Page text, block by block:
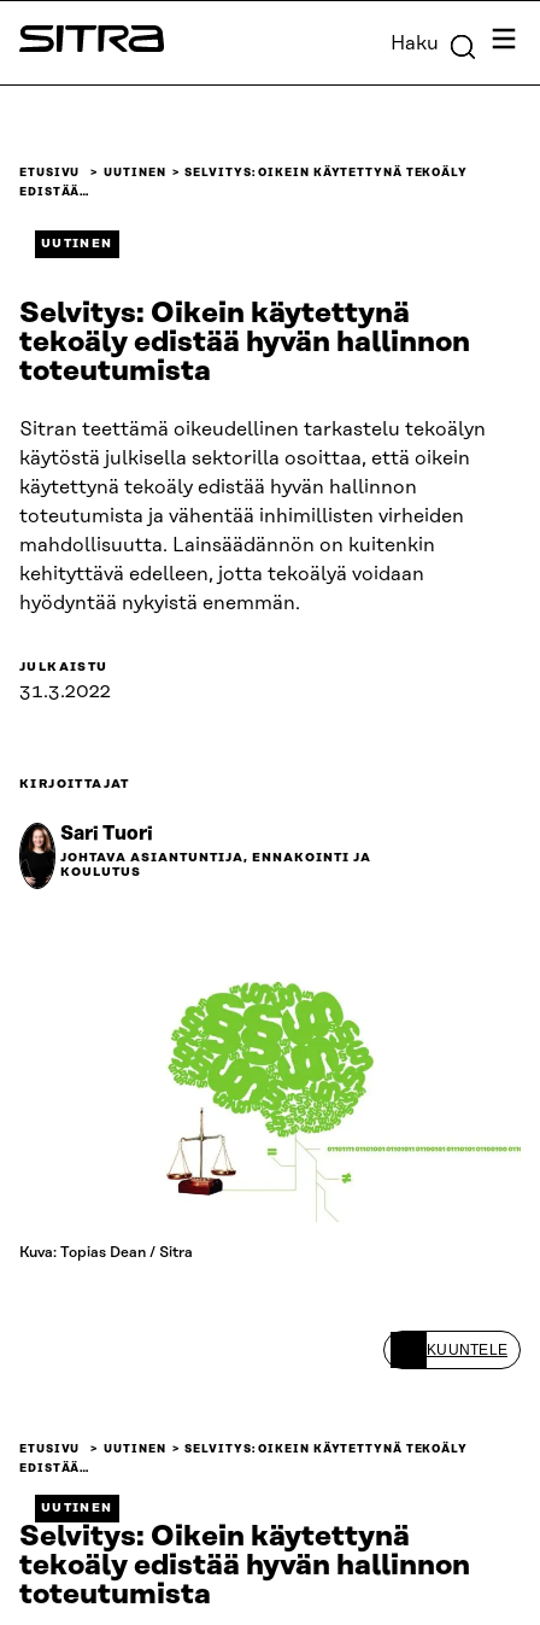
Siirry
suoraan
Sitra Haku
ETUSIVU UUTINEN
SELVITYS: OIKEIN KÄYTETTYNÄ TEKOÄLY
EDISTÄÄ…
UUTINEN
Selvitys: Oikein käytettynä
tekoäly edistää hyvän hallinnon
toteutumista
Sitran teettämä oikeudellinen tarkastelu tekoälyn
käytöstä julkisella sektorilla osoittaa, että oikein
käytettynä tekoäly edistää hyvän hallinnon
toteutumista ja vähentää inhimillisten virheiden
mahdollisuutta. Lainsäädännön on kuitenkin
kehityttävä edelleen, jotta tekoälyä voidaan
hyödyntää nykyistä enemmän.
JULKAISTU
31.3.2022
KIRJOITTAJAT
Sari Tuori
JOHTAVA ASIANTUNTIJA, ENNAKOINTI JA
KOULUTUS
Kuva: Topias Dean / Sitra
KUUNTELE
ETUSIVU UUTINEN
SELVITYS: OIKEIN KÄYTETTYNÄ TEKOÄLY
EDISTÄÄ…
UUTINEN
Selvitys: Oikein käytettynä
tekoäly edistää hyvän hallinnon
toteutumista